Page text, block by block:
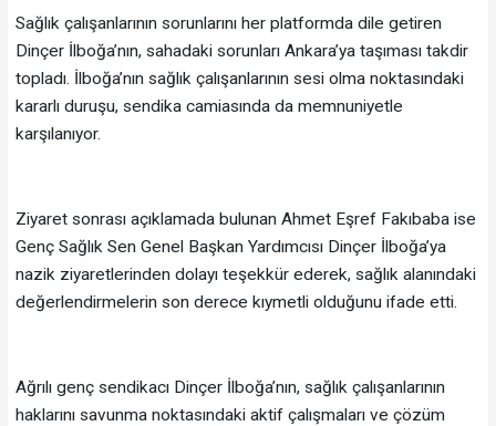
Sağlık çalışanlarının sorunlarını her platformda dile getiren
Dinçer İlboğa’nın, sahadaki sorunları Ankara’ya taşıması takdir
topladı. İlboğa’nın sağlık çalışanlarının sesi olma noktasındaki
kararlı duruşu, sendika camiasında da memnuniyetle
karşılanıyor.
Ziyaret sonrası açıklamada bulunan Ahmet Eşref Fakıbaba ise
Genç Sağlık Sen Genel Başkan Yardımcısı Dinçer İlboğa’ya
nazik ziyaretlerinden dolayı teşekkür ederek, sağlık alanındaki
değerlendirmelerin son derece kıymetli olduğunu ifade etti.
Ağrılı genç sendikacı Dinçer İlboğa’nın, sağlık çalışanlarının
haklarını savunma noktasındaki aktif çalışmaları ve çözüm